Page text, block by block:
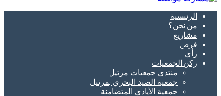
الرئيسية
من نحن؟
مشاريع
فرص
رأي
ركن الجمعيات
منتدى جمعيات مرتيل
جمعية الصيد البحري بمرتيل
جمعية الأيادي المتضامنة